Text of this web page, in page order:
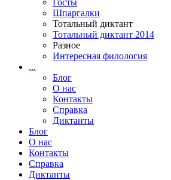
Госты
Шпаргалки
Тотальный диктант
Тотальный диктант 2014
Разное
Интересная филология
...
Блог
О нас
Контакты
Справка
Диктанты
Блог
О нас
Контакты
Справка
Диктанты